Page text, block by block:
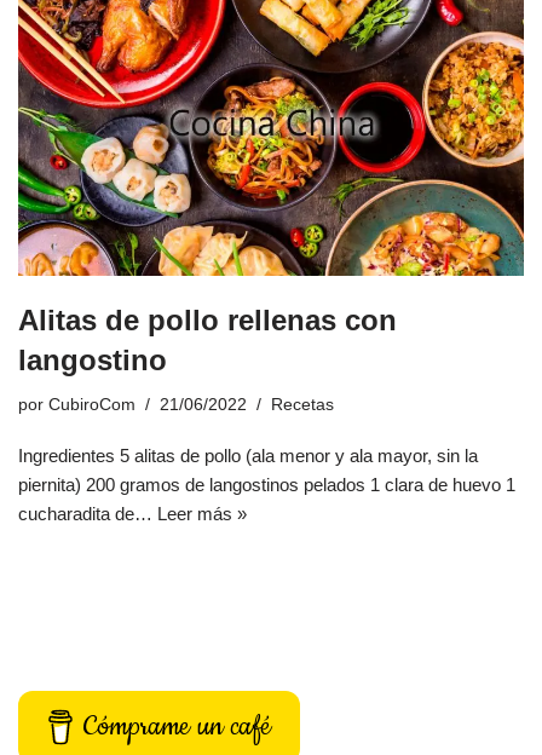
Alitas de pollo rellenas con
langostino
por CubiroCom 21/06/2022 Recetas
Ingredientes 5 alitas de pollo (ala menor y ala mayor, sin la
piernita) 200 gramos de langostinos pelados 1 clara de huevo 1
cucharadita de… Leer más »
Cómprame un café